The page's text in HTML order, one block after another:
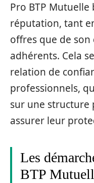
Pro BTP Mutuelle
réputation, tant
offres que de
adhérents. Cela
relation de
professionnels,
sur une structure
assurer leur
Les
BTP